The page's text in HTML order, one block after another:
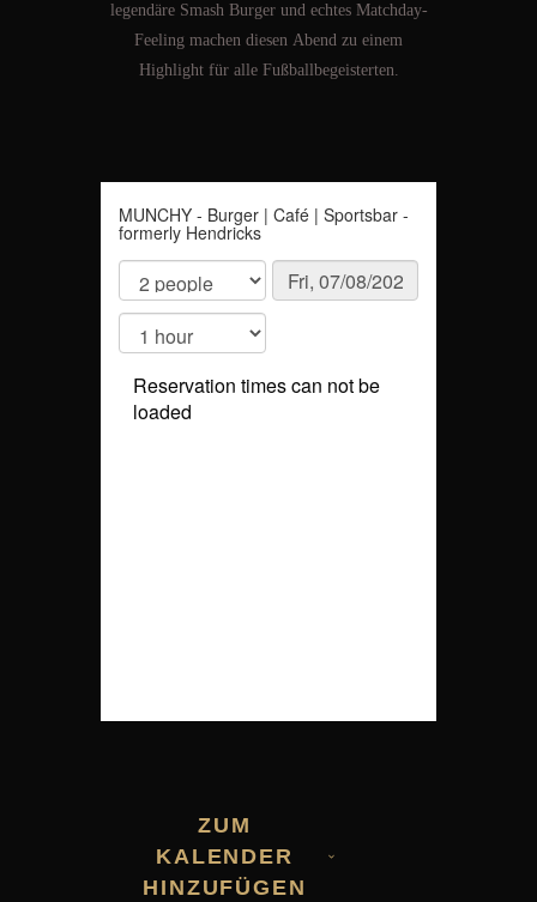
legendäre Smash Burger und echtes Matchday-
Feeling machen diesen Abend zu einem
Highlight für alle Fußballbegeisterten.
ZUM
KALENDER
HINZUFÜGEN